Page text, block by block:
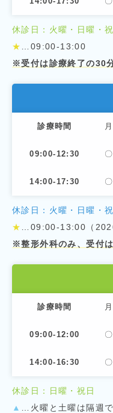
休診日：火曜・日曜・
★
…09:00-13:00
※受付は診療終了の30
診療時間 月
09:00-12:30 〇
14:00-17:30 〇
休診日：火曜・日曜・
★
…09:00-13:00（
※整形外科のみ、受付
診療時間 月
09:00-12:00 〇
14:00-16:30 〇
休診日：日曜・祝日
▲
…火曜と土曜は隔週